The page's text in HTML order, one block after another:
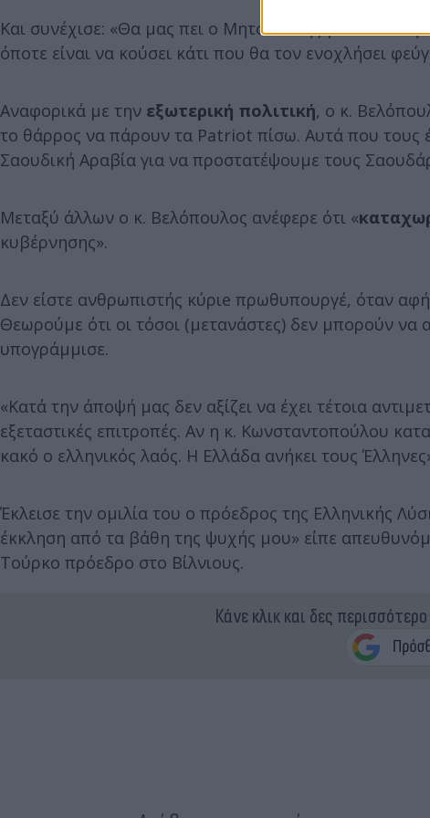
Και συνέχισε: «Θα μας πει ο Μητσοτάκης γιατί του
όποτε είναι να κούσει κάτι που θα τον ενοχλήσει
Αναφορικά με την εξωτερική πολιτική, ο κ.
το θάρρος να πάρουν τα Patriot πίσω. Αυτά που
Σαουδική Αραβία για να προστατέψουμε τους
Μεταξύ άλλων ο κ. Βελόπουλος ανέφερε ότι «
κυβέρνησης».
Δεν είστε ανθρωπιστής κύριe πρωθυπουργέ, όταν
Θεωρούμε ότι οι τόσοι (μετανάστες) δεν μπορούν
υπογράμμισε.
«Κατά την άποψή μας δεν αξίζει να έχει τέτοια
εξεταστικές επιτροπές. Αν η κ. Κωνσταντοπούλου
κακό ο ελληνικός λαός. Η Ελλάδα ανήκει τους
Έκλεισε την ομιλία του ο πρόεδρος της Ελληνικής
έκκληση από τα βάθη της ψυχής μου» είπε
Τούρκο πρόεδρο στο Βίλνιους.
Κάνε κλικ και δες περισσότερο